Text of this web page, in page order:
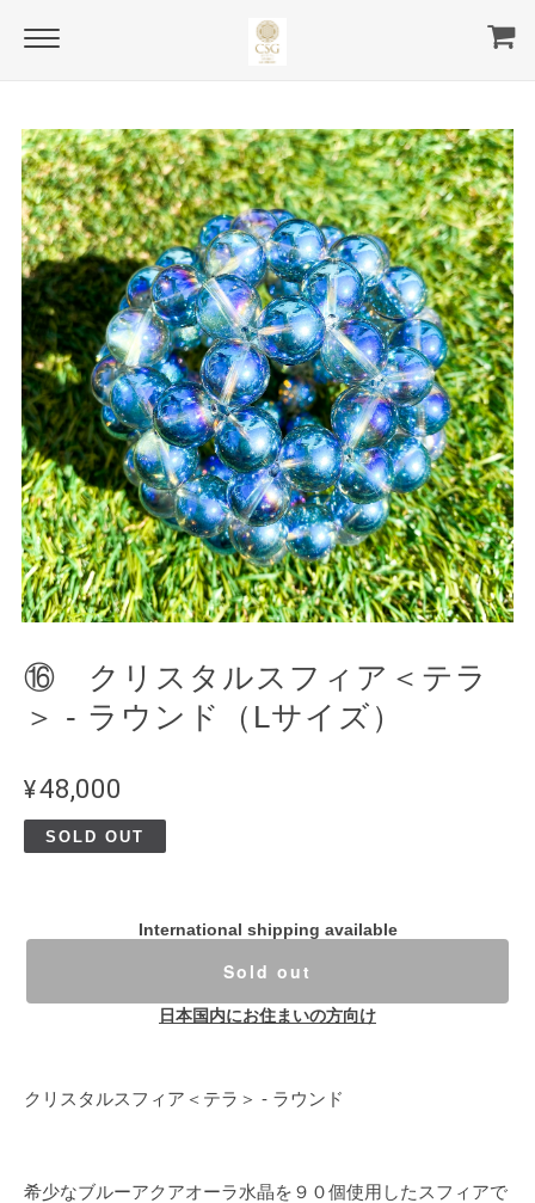
⑯ クリスタルスフィア＜テラ
＞ - ラウンド（Lサイズ）
¥48,000
SOLD OUT
International shipping available
Sold out
日本国内にお住まいの方向け
クリスタルスフィア＜テラ＞ - ラウンド
希少なブルーアクアオーラ水晶を９０個使用したスフィアで